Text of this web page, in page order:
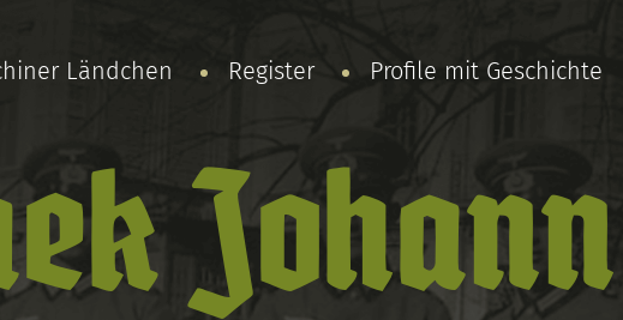
Ländchen Register Profile mit Geschichte
Johann